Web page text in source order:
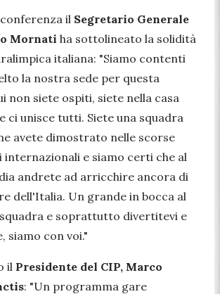
il Segretario Generale
Mornati ha sottolineato la solidità
italiana: "Siamo contenti
la nostra sede per questa
non siete ospiti, siete nella casa
ci unisce tutti. Siete una squadra
avete dimostrato nelle scorse
internazionali e siamo certi che al
andrete ad arricchire ancora di
dell'Italia. Un grande in bocca al
e soprattutto divertitevi e
siamo con voi."
il Presidente del CIP, Marco
: "Un programma gare